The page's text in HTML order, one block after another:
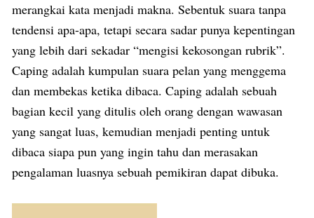
merangkai kata menjadi makna. Sebentuk suara tanpa
tendensi apa-apa, tetapi secara sadar punya kepentingan
yang lebih dari sekadar “mengisi kekosongan rubrik”.
Caping adalah kumpulan suara pelan yang menggema
dan membekas ketika dibaca. Caping adalah sebuah
bagian kecil yang ditulis oleh orang dengan wawasan
yang sangat luas, kemudian menjadi penting untuk
dibaca siapa pun yang ingin tahu dan merasakan
pengalaman luasnya sebuah pemikiran dapat dibuka.